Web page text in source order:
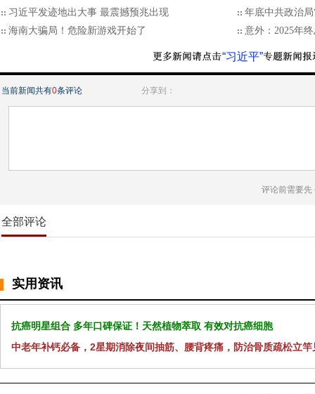
习近平发迹地出大事 最震撼预兆出现
年底中共政治
海南大骗局！危险新游戏开始了
意外：2025年
“习近平”
当前新闻共有0条评论 分享到：
评论前需要先
全部评论
实用资讯
抗癌明星组合 多年口碑保证！天然植物萃取 有效对抗癌细胞
中老年补钙必备，2星期消除夜间抽筋、腰背疼痛，防治骨质疏松立竿